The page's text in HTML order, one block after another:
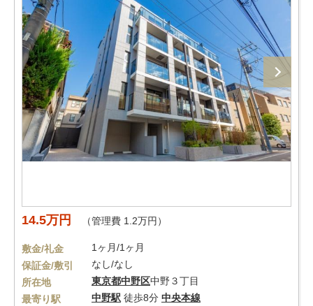
14.5万円 （管理費 1.2万円）
敷金/礼金
1ヶ月/1ヶ月
保証金/敷引
なし/なし
所在地
東京都中野区中野３丁目
最寄り駅
中野駅 徒歩8分 中央本線